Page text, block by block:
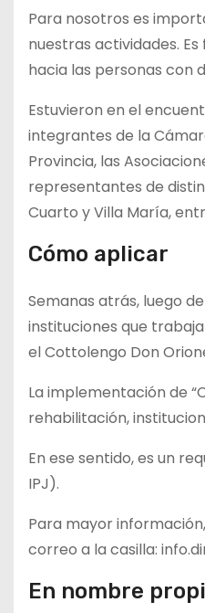
Para nosotros es
nuestras actividades.
hacia las personas con
Estuvieron en el
integrantes de la
Provincia, las
representantes de
Cuarto y Villa María,
Cómo aplicar
Semanas atrás, luego
instituciones que
el Cottolengo Don
La implementación de
rehabilitación,
En ese sentido, es un
IPJ).
Para mayor
correo a la casilla:
En nombre